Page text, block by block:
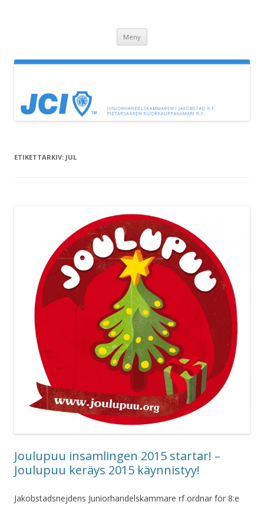
Meny
ETIKETTARKIV: JUL
Joulupuu insamlingen 2015 startar! –
Joulupuu keräys 2015 käynnistyy!
Jakobstadsnejdens Juniorhandelskammare rf ordnar för 8:e